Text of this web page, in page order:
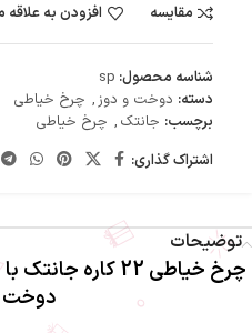
مقایسه
افزودن به
شناسه محصول: sp
دسته: دوخت و دوز, چرخ خیاطی
برچسب: جانتک , چرخ خیاطی
اشتراک گذاری:
توضیحات
چرخ خیاطی 22
دوخت